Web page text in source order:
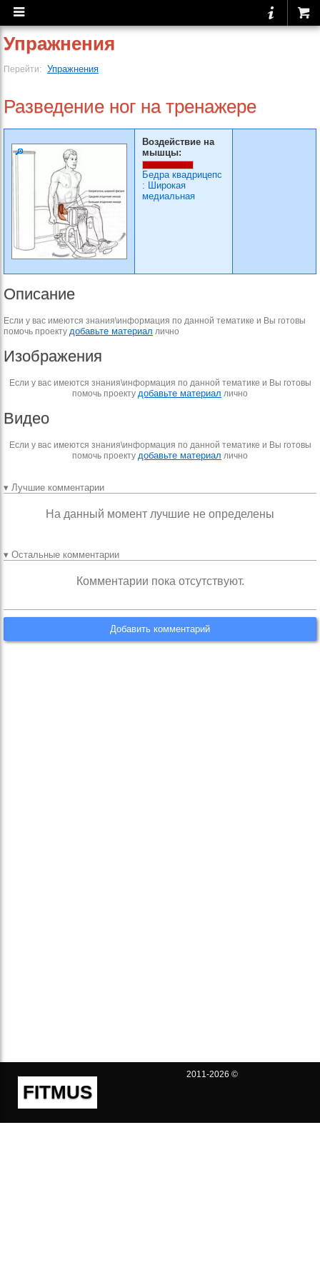
Упражнения
Перейти: Упражнения
Разведение ног на тренажере
Воздействие на
мышцы:
Бедра квадрицепс
: Широкая
медиальная
Описание
Если у вас имеются знания\информация по данной тематике и Вы готовы
помочь проекту добавьте материал лично
Изображения
Если у вас имеются знания\информация по данной тематике и Вы готовы
помочь проекту добавьте материал лично
Видео
Если у вас имеются знания\информация по данной тематике и Вы готовы
помочь проекту добавьте материал лично
▾ Лучшие комментарии
На данный момент лучшие не определены
▾ Остальные комментарии
Комментарии пока отсутствуют.
Добавить комментарий
FITMUS
2011-2026 ©